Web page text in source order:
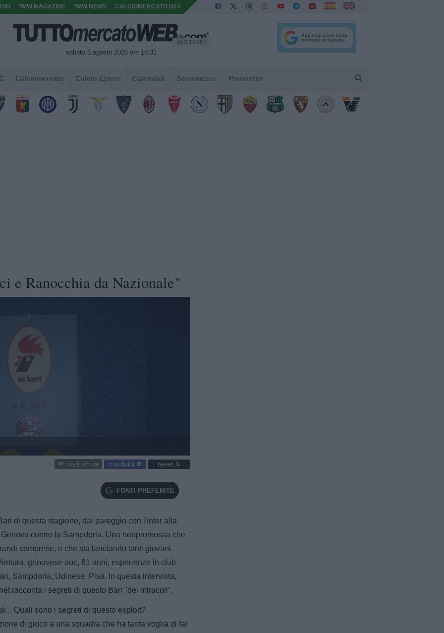
TMW MAGAZINE TMW NEWS CALCIOMERCATO H24
sabato 8 agosto 2026 ore 19:31
ARCHIVIO
Calciomercato Calcio Estero Calendari Scommesse Pronostici
e Ranocchia da Nazionale"
vedi letture condividi tweet
FONTI PREFERITE
di questa stagione, dal pareggio con l'Inter alla
contro la Sampdoria. Una neopromossa che
comprese, e che sta lanciando tanti giovani.
genovese doc, 61 anni, esperienze in club
Sampdoria, Udinese, Pisa. In questa intervista,
racconta i segreti di questo Bari "dei miracoli".
Quali sono i segreti di questo exploit?
di gioco a una squadra che ha tanta voglia di far